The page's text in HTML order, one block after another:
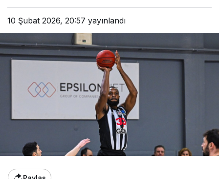
10 Şubat 2026, 20:57 yayınlandı